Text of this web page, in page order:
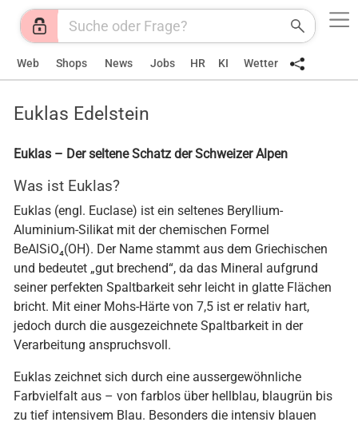
Web Shops News Jobs HR KI Wetter
Euklas Edelstein
Euklas – Der seltene Schatz der Schweizer Alpen
Was ist Euklas?
Euklas (engl. Euclase) ist ein seltenes Beryllium-
Aluminium-Silikat mit der chemischen Formel
BeAlSiO₄(OH). Der Name stammt aus dem Griechischen
und bedeutet „gut brechend“, da das Mineral aufgrund
seiner perfekten Spaltbarkeit sehr leicht in glatte Flächen
bricht. Mit einer Mohs-Härte von 7,5 ist er relativ hart,
jedoch durch die ausgezeichnete Spaltbarkeit in der
Verarbeitung anspruchsvoll.
Euklas zeichnet sich durch eine aussergewöhnliche
Farbvielfalt aus – von farblos über hellblau, blaugrün bis
zu tief intensivem Blau. Besonders die intensiv blauen